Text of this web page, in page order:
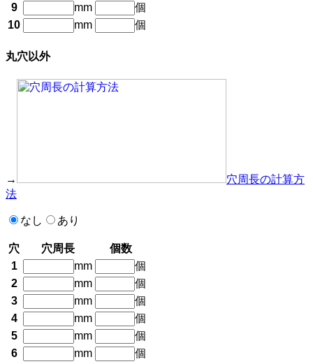
9
mm
個
10
mm 個
丸穴以外
→
穴周長の計算方
法
なし あり
穴 穴周長
個数
1
mm
個
2
mm
個
3
mm
個
4
mm
個
5
mm
個
6
mm
個